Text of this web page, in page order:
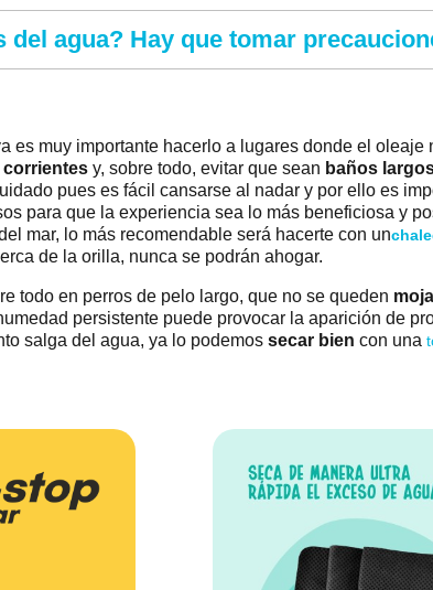
del agua? Hay que tomar
es muy importante hacerlo a lugares donde el oleaje
corrientes y, sobre todo, evitar que sean baños
pues es fácil cansarse al nadar y por ello es
para que la experiencia sea lo más beneficiosa y
mar, lo más recomendable será hacerte con un
de la orilla, nunca se podrán ahogar.
todo en perros de pelo largo, que no se queden
persistente puede provocar la aparición de
salga del agua, ya lo podemos secar bien con una